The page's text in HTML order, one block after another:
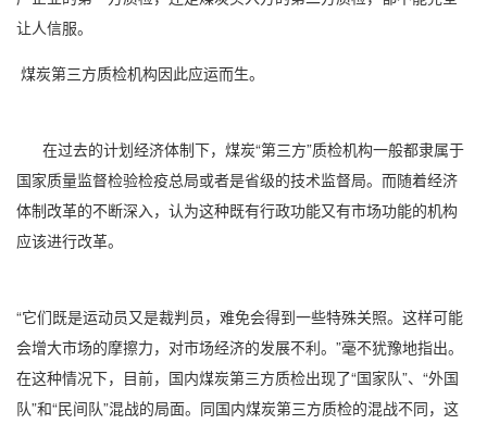
让人信服。
煤炭第三方质检机构因此应运而生。
在过去的计划经济体制下，煤炭“第三方”质检机构一般都隶属于
国家质量监督检验检疫总局或者是省级的技术监督局。而随着经济
体制改革的不断深入，认为这种既有行政功能又有市场功能的机构
应该进行改革。
“它们既是运动员又是裁判员，难免会得到一些特殊关照。这样可能
会增大市场的摩擦力，对市场经济的发展不利。”毫不犹豫地指出。
在这种情况下，目前，国内煤炭第三方质检出现了“国家队”、“外国
队”和“民间队”混战的局面。同国内煤炭第三方质检的混战不同，这